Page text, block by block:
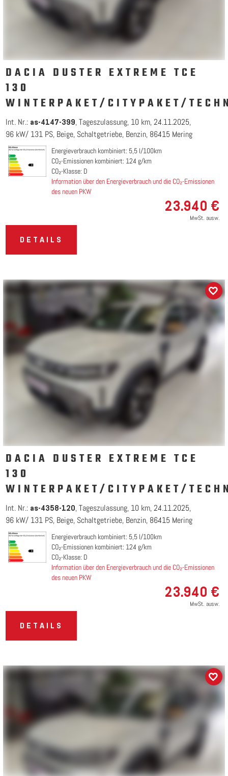
DACIA DUSTER EXTREME TCE
130
WINTERPAKET/CITYPAKET/
Int. Nr.: as-4147-399 Tageszulassung 10 km 24.11.2025
96 kW/ 131 PS Beige Schaltgetriebe Benzin 86415 Mering
Energieverbrauch kombiniert: 5,5 l/100km
CO₂-Emissionen kombiniert: 124 g/km
CO₂-Klasse: D
Information über den Energieverbrauch und die CO₂-Emissionen
des neuen PKW
23.940 €
MwSt. ausw.
DETAILS
DACIA DUSTER EXTREME TCE
130
WINTERPAKET/CITYPAKET/
Int. Nr.: as-4358-120 Tageszulassung 10 km 24.11.2025
96 kW/ 131 PS Beige Schaltgetriebe Benzin 86415 Mering
Energieverbrauch kombiniert: 5,5 l/100km
CO₂-Emissionen kombiniert: 124 g/km
CO₂-Klasse: D
Information über den Energieverbrauch und die CO₂-Emissionen
des neuen PKW
23.940 €
MwSt. ausw.
DETAILS